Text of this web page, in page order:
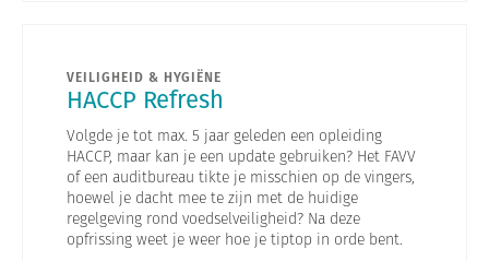
VEILIGHEID & HYGIËNE
HACCP Refresh
Volgde je tot max. 5 jaar geleden een opleiding
HACCP, maar kan je een update gebruiken? Het FAVV
of een auditbureau tikte je misschien op de vingers,
hoewel je dacht mee te zijn met de huidige
regelgeving rond voedselveiligheid? Na deze
opfrissing weet je weer hoe je tiptop in orde bent.